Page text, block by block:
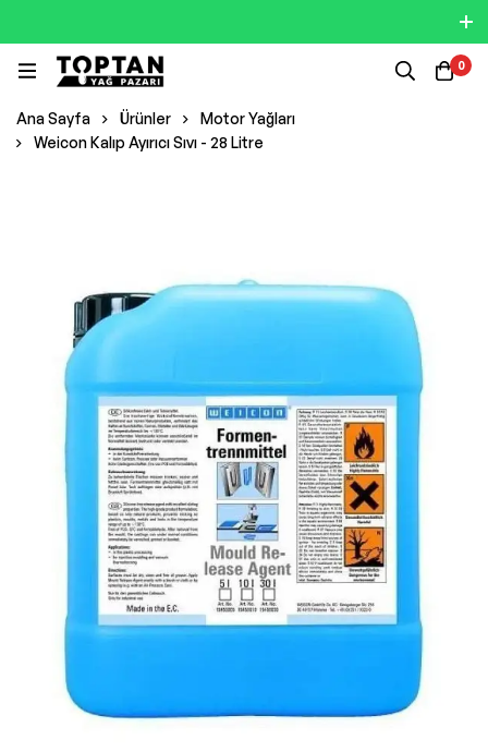
0
Ana Sayfa Ürünler
Motor Yağları
Weicon Kalıp Ayırıcı Sıvı - 28 Litre